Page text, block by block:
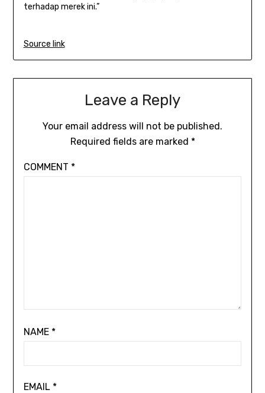
terhadap merek ini.”
Source link
Leave a Reply
Your email address will not be published.
Required fields are marked *
COMMENT *
NAME *
EMAIL *